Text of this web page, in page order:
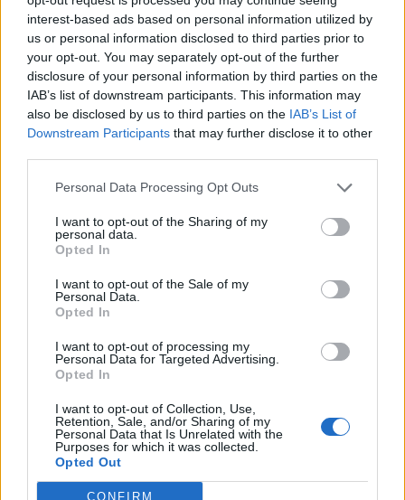
interest-based ads based on personal information utilized by
us or personal information disclosed to third parties prior to
your opt-out. You may separately opt-out of the further
disclosure of your personal information by third parties on the
IAB’s list of downstream participants. This information may
also be disclosed by us to third parties on the IAB’s List of
Downstream Participants that may further disclose it to other
Personal Data Processing Opt Outs
I want to opt-out of the Sharing of my
personal data.
Opted In
I want to opt-out of the Sale of my
Personal Data.
Opted In
I want to opt-out of processing my
Personal Data for Targeted Advertising.
Opted In
I want to opt-out of Collection, Use,
Retention, Sale, and/or Sharing of my
Personal Data that Is Unrelated with the
Purposes for which it was collected.
Opted Out
CONFIRM
εκατ. ευρώ τα EBITDA
Viohalco: Αυξημένος κατά 14%
ο τζίρος στο α' εξάμηνο, στα 4,3
δισ. ευρώ – Στα 446 εκατ. ευρώ
τα EBITDA
ΥΠΕΘΟΟ: Νέες επενδύσεις 1
δισ. ευρώ ως το 2028 για την
Ενέργεια
Η συμφωνία Arval-Athlon αναδιαμορφώνει την αγορά leasing
VW: Η δύσκολη εξίσωση της
αναδιάρθρωσης
18η συνεχόμενη χρονιά για τον
πύλες του σε όλους
ESG Report 2025: Πώς η ΑΒ Βασιλόπουλος μετατρέπει τη